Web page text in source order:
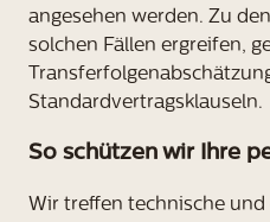
angesehen werden. Zu
solchen Fällen ergreifen,
Standardvertragsklauseln.
So schützen wir Ihre
Wir treffen technische